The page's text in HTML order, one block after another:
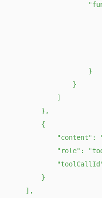
                    }
                }
            ]
        },
        {
"content":
"role":
        }
    ],